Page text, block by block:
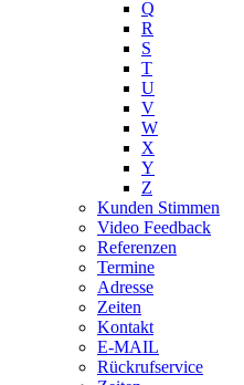
Q
R
S
T
U
V
W
X
Y
Z
Kunden Stimmen
Video Feedback
Referenzen
Termine
Adresse
Zeiten
Kontakt
E-MAIL
Rückrufservice